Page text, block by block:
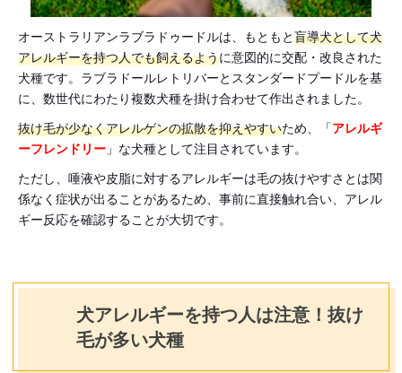
オーストラリアンラブラドゥードルは、もともと盲導犬として犬
アレルギーを持つ人でも飼えるように意図的に交配・改良された
犬種です。ラブラドールレトリバーとスタンダードプードルを基
に、数世代にわたり複数犬種を掛け合わせて作出されました。
抜け毛が少なくアレルゲンの拡散を抑えやすいため、「アレルギ
ーフレンドリー 」な犬種として注目されています。
ただし、唾液や皮脂に対するアレルギーは毛の抜けやすさとは関
係なく症状が出ることがあるため、事前に直接触れ合い、アレル
ギー反応を確認することが大切です。
犬アレルギーを持つ人は注意！抜け
毛が多い犬種